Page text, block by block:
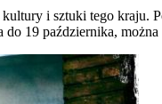
i sztuki tego kraju.
19 października, można